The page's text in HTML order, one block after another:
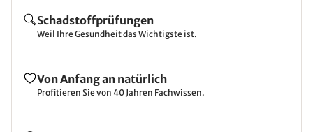
Schadstoffprüfungen
Weil Ihre Gesundheit das Wichtigste ist.
Von Anfang an natürlich
Profitieren Sie von 40 Jahren Fachwissen.